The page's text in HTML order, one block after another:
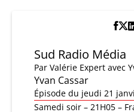
Sud Radio Média
Par Valérie Expert avec
Yvan Cassar
Épisode du jeudi 21
Samedi soir – 21H05 –